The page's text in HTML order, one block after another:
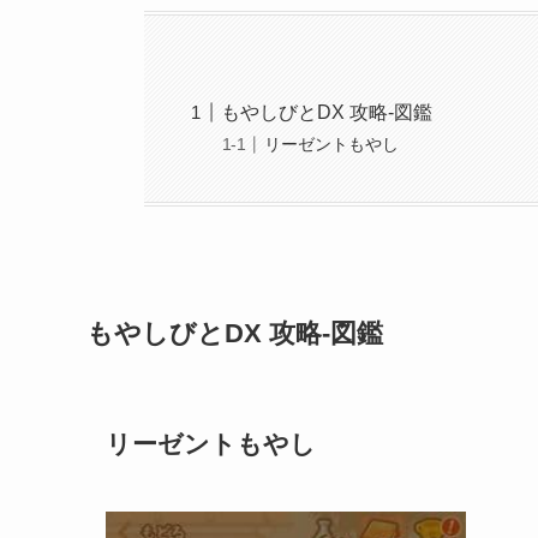
もやしびとDX 攻略-図鑑
リーゼントもやし
もやしびとDX 攻略-図鑑
リーゼントもやし